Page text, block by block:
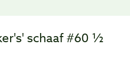
schaaf #60 ½